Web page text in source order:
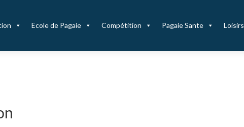
Ecole de Pagaie Compétition Pagaie Sante Loisirs